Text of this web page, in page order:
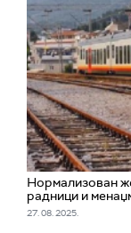
Нормализован
радници и
27. 08. 2025.